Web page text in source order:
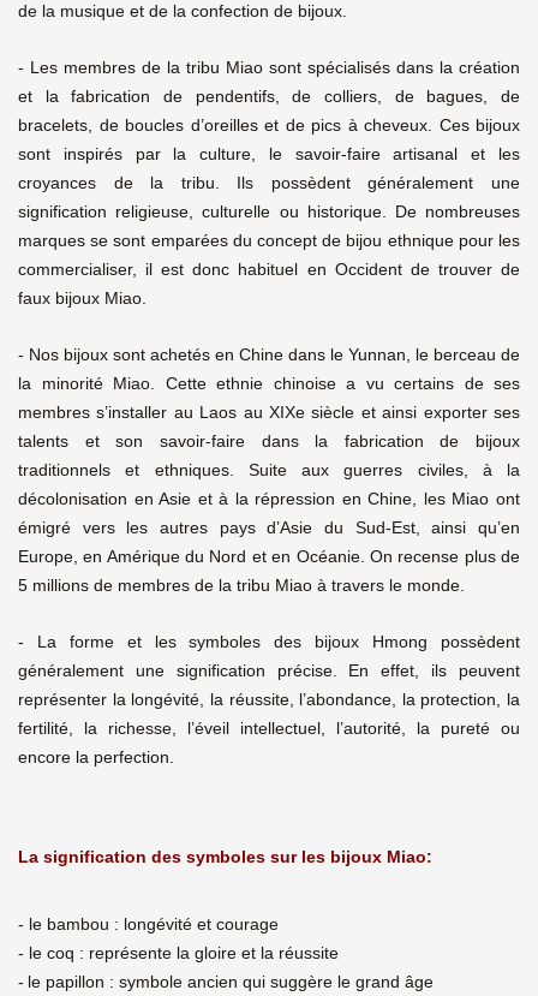
de la musique et de la confection de bijoux.
- Les membres de la tribu Miao sont spécialisés dans la création
et la fabrication de pendentifs, de colliers, de bagues, de
bracelets, de boucles d’oreilles et de pics à cheveux. Ces bijoux
sont inspirés par la culture, le savoir-faire artisanal et les
croyances de la tribu. Ils possèdent généralement une
signification religieuse, culturelle ou historique. De nombreuses
marques se sont emparées du concept de bijou ethnique pour les
commercialiser, il est donc habituel en Occident de trouver de
faux bijoux Miao.
- Nos bijoux sont achetés en Chine dans le Yunnan, le berceau de
la minorité Miao. Cette ethnie chinoise a vu certains de ses
membres s’installer au Laos au XIXe siècle et ainsi exporter ses
talents et son savoir-faire dans la fabrication de bijoux
traditionnels et ethniques. Suite aux guerres civiles, à la
décolonisation en Asie et à la répression en Chine, les Miao ont
émigré vers les autres pays d’Asie du Sud-Est, ainsi qu’en
Europe, en Amérique du Nord et en Océanie. On recense plus de
5 millions de membres de la tribu Miao à travers le monde.
- La forme et les symboles des bijoux Hmong possèdent
généralement une signification précise. En effet, ils peuvent
représenter la longévité, la réussite, l’abondance, la protection, la
fertilité, la richesse, l’éveil intellectuel, l’autorité, la pureté ou
encore la perfection.
La signification des symboles sur les bijoux Miao:
- le bambou : longévité et courage
- le coq : représente la gloire et la réussite
- le papillon : symbole ancien qui suggère le grand âge